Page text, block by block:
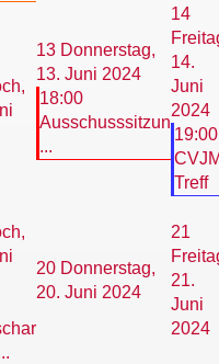
13 Donnerstag,
13. Juni 2024
18:00
Ausschusssitzun
...
14
14.
Juni
2024
19:00
Treff
20 Donnerstag,
20. Juni 2024
21
21.
Juni
2024